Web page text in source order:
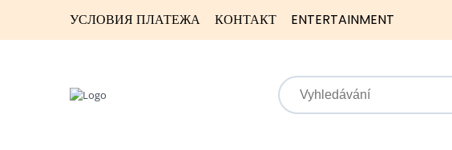
УСЛОВИЯ ПЛАТЕЖА КОНТАКТ ENTERTAINMENT